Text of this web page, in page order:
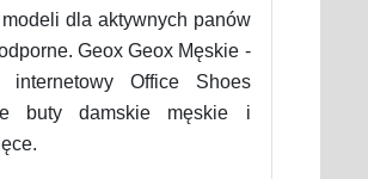
dla aktywnych panów
Geox Geox Męskie -
internetowy Office Shoes
buty damskie męskie i